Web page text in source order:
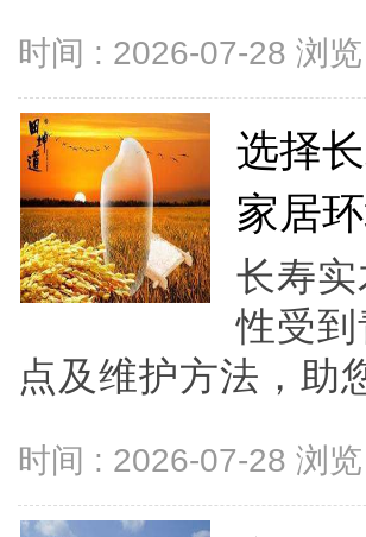
时间 : 2026-07-28 浏览
选择
家居
长寿
性受
点及维护方法，助
时间 : 2026-07-28 浏览